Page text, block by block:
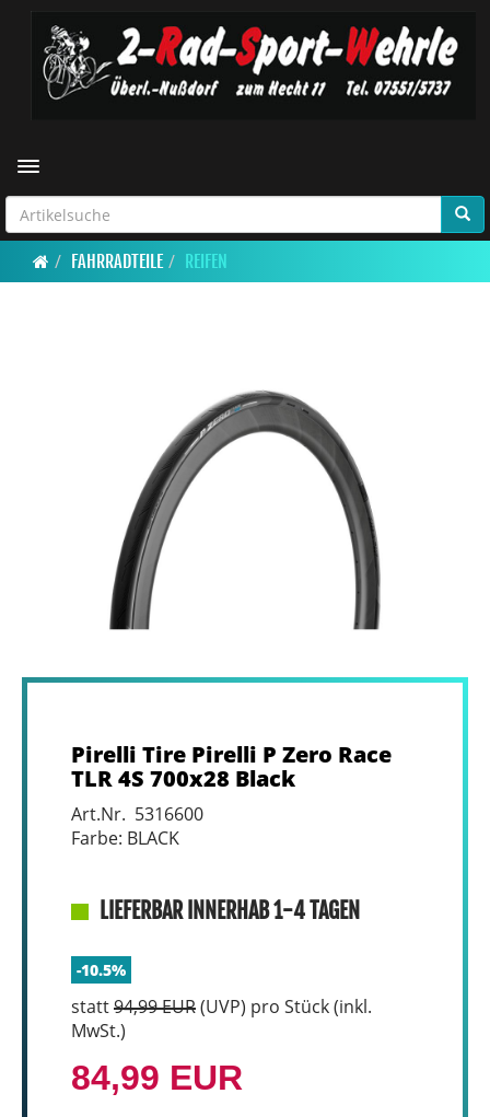
Toggle navigation
FAHRRADTEILE REIFEN
Pirelli Tire Pirelli P Zero Race
TLR 4S 700x28 Black
Art.Nr. 5316600
Farbe: BLACK
LIEFERBAR INNERHAB 1-4 TAGEN
-10.5%
statt94,99 EUR(UVP) pro Stück (inkl.
MwSt.)
84,99 EUR